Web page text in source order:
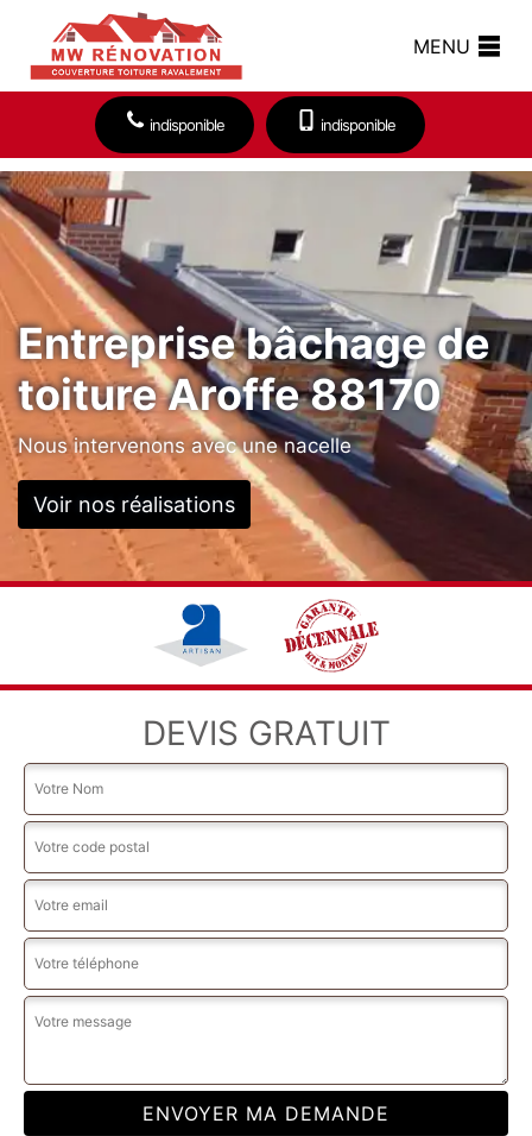
MENU
indisponible indisponible
Entreprise bâchage de
toiture Aroffe 88170
Nous intervenons avec une nacelle
Voir nos réalisations
DEVIS GRATUIT